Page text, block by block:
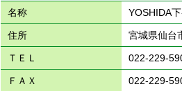
名称 YOSHIDA
住所 宮城県仙台
ＴＥＬ 022-229-
ＦＡＸ 022-229-